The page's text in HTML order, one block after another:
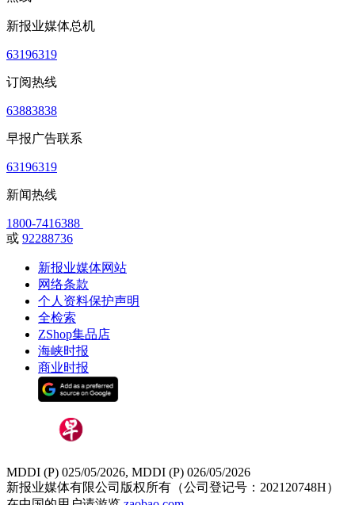
新报业媒体总机
63196319
订阅热线
63883838
早报广告联系
63196319
新闻热线
1800-7416388
或 92288736
新报业媒体网站
网络条款
个人资料保护声明
全检索
ZShop集品店
海峡时报
商业时报
MDDI (P) 025/05/2026, MDDI (P) 026/05/2026
新报业媒体有限公司版权所有（公司登记号：202120748H）